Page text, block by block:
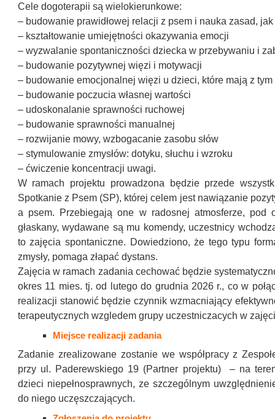
Cele dogoterapii są wielokierunkowe:
– budowanie prawidłowej relacji z psem i nauka zasad,
– kształtowanie umiejętności okazywania emocji
– wyzwalanie spontaniczności dziecka w przebywaniu i
– budowanie pozytywnej więzi i motywacji
– budowanie emocjonalnej więzi u dzieci, które mają z tym
– budowanie poczucia własnej wartości
– udoskonalanie sprawności ruchowej
– budowanie sprawności manualnej
– rozwijanie mowy, wzbogacanie zasobu słów
– stymulowanie zmysłów: dotyku, słuchu i wzroku
– ćwiczenie koncentracji uwagi.
W ramach projektu prowadzona będzie przede
Spotkanie z Psem (SP), której celem jest nawiązanie
a psem. Przebiegają one w radosnej atmosferze, pod
głaskany, wydawane są mu komendy, uczestnicy
to zajęcia spontaniczne. Dowiedziono, że tego typu
zmysły, pomaga złapać dystans.
Zajęcia w ramach zadania cechować będzie
okres 11 mies. tj. od lutego do grudnia 2026 r., co w
realizacji stanowić będzie czynnik wzmacniający
terapeutycznych wzgledem grupy uczestniczacych w
Miejsce realizacji zadania
Zadanie zrealizowane zostanie we współpracy z
przy ul. Paderewskiego 19 (Partner projektu) – na
dzieci niepełnosprawnych, ze szczególnym
do niego uczęszczających.